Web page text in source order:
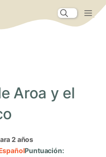
Aroa y el
2 años
Puntuación: